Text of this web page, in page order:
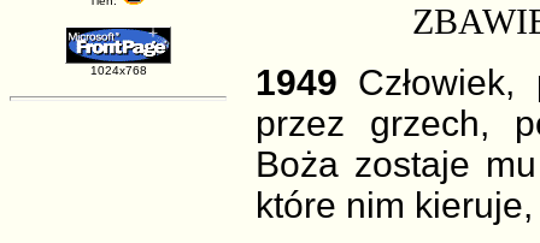
1024x768 1949
przez grzech,
Boża zostaje
które nim